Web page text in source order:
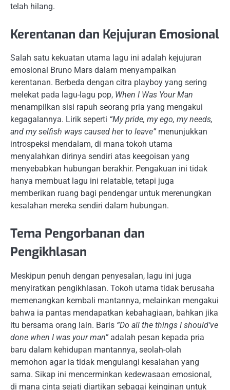
telah hilang.
Kerentanan dan Kejujuran Emosional
Salah satu kekuatan utama lagu ini adalah kejujuran
emosional Bruno Mars dalam menyampaikan
kerentanan. Berbeda dengan citra playboy yang sering
melekat pada lagu-lagu pop, When I Was Your Man
menampilkan sisi rapuh seorang pria yang mengakui
kegagalannya. Lirik seperti “My pride, my ego, my needs,
and my selfish ways caused her to leave” menunjukkan
introspeksi mendalam, di mana tokoh utama
menyalahkan dirinya sendiri atas keegoisan yang
menyebabkan hubungan berakhir. Pengakuan ini tidak
hanya membuat lagu ini relatable, tetapi juga
memberikan ruang bagi pendengar untuk merenungkan
kesalahan mereka sendiri dalam hubungan.
Tema Pengorbanan dan
Pengikhlasan
Meskipun penuh dengan penyesalan, lagu ini juga
menyiratkan pengikhlasan. Tokoh utama tidak berusaha
memenangkan kembali mantannya, melainkan mengakui
bahwa ia pantas mendapatkan kebahagiaan, bahkan jika
itu bersama orang lain. Baris “Do all the things I should’ve
done when I was your man” adalah pesan kepada pria
baru dalam kehidupan mantannya, seolah-olah
memohon agar ia tidak mengulangi kesalahan yang
sama. Sikap ini mencerminkan kedewasaan emosional,
di mana cinta sejati diartikan sebagai keinginan untuk